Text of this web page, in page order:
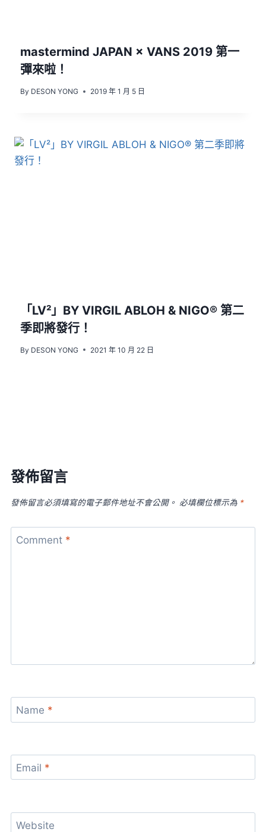
mastermind JAPAN × VANS 2019 第一
彈來啦！
By DESON YONG 2019 年 1 月 5 日
「LV²」BY VIRGIL ABLOH & NIGO® 第二
季即將發行！
By DESON YONG 2021 年 10 月 22 日
發佈留言
發佈留言必須填寫的電子郵件地址不會公開。 必填欄位標示為 *
Comment *
Name *
Email *
Website